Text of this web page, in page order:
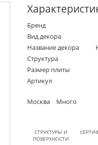
Бренд
Вид декора
Название декора
Структура
Размер плиты
Артикул
Москва Много
СТРУКТУРЫ И
ПОВЕРХНОСТИ